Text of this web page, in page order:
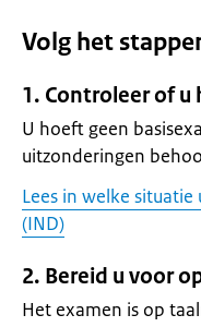
Volg het
1. Controleer of
U hoeft geen
uitzonderingen
Lees in welke
(IND)
2. Bereid u voor
Het examen is op